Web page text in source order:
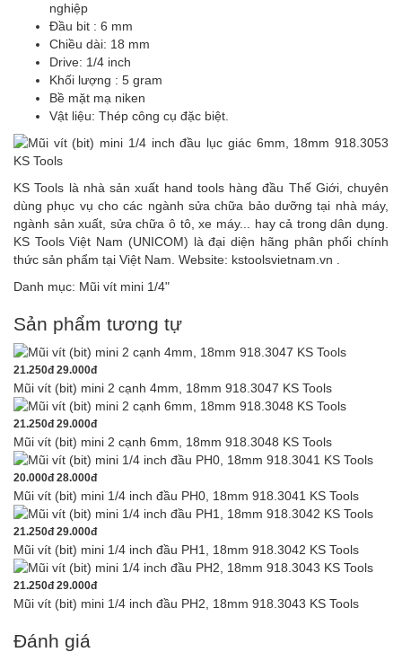
nghiệp
Đầu bit : 6 mm
Chiều dài: 18 mm
Drive: 1/4 inch
Khối lượng : 5 gram
Bề mặt mạ niken
Vật liệu: Thép công cụ đặc biệt.
KS Tools là nhà sản xuất hand tools hàng đầu Thế Giới, chuyên
dùng phục vụ cho các ngành sửa chữa bảo dưỡng tại nhà máy,
ngành sản xuất, sửa chữa ô tô, xe máy... hay cả trong dân dụng.
KS Tools Việt Nam (UNICOM) là đại diện hãng phân phối chính
thức sản phẩm tại Việt Nam. Website: kstoolsvietnam.vn
Danh mục: Mũi vít mini 1/4"
Sản phẩm tương tự
21.250đ29.000đ
Mũi vít (bit) mini 2 cạnh 4mm, 18mm 918.3047 KS Tools
21.250đ29.000đ
Mũi vít (bit) mini 2 cạnh 6mm, 18mm 918.3048 KS Tools
20.000đ28.000đ
Mũi vít (bit) mini 1/4 inch đầu PH0, 18mm 918.3041 KS Tools
21.250đ29.000đ
Mũi vít (bit) mini 1/4 inch đầu PH1, 18mm 918.3042 KS Tools
21.250đ29.000đ
Mũi vít (bit) mini 1/4 inch đầu PH2, 18mm 918.3043 KS Tools
Đánh giá